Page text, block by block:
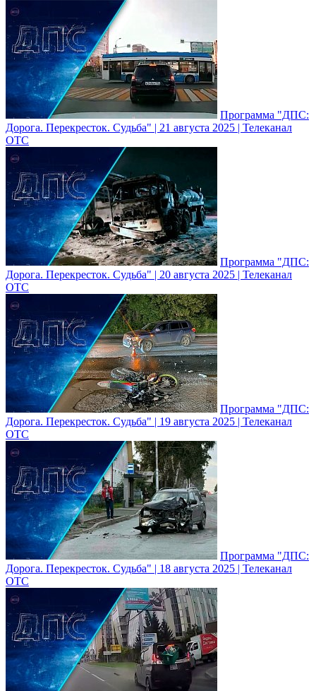
Программа "ДПС:
Дорога. Перекресток. Судьба" | 21 августа 2025 | Телеканал
ОТС
Программа "ДПС:
Дорога. Перекресток. Судьба" | 20 августа 2025 | Телеканал
ОТС
Программа "ДПС:
Дорога. Перекресток. Судьба" | 19 августа 2025 | Телеканал
ОТС
Программа "ДПС:
Дорога. Перекресток. Судьба" | 18 августа 2025 | Телеканал
ОТС